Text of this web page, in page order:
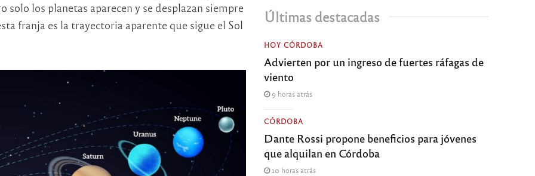
los planetas aparecen y se desplazan siempre
franja es la trayectoria aparente que sigue el Sol
Últimas destacadas
HOY CÓRDOBA
Advierten por un ingreso de fuertes ráfagas de
viento
9 horas atrás
CÓRDOBA
Dante Rossi propone beneficios para jóvenes
que alquilan en Córdoba
10 horas atrás